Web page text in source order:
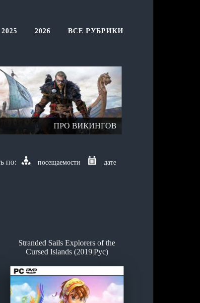
ПРО ВИКИНГОВ
дате
посещаемости
2025 2026 ВСЕ РУБРИКИ
Stranded Sails Explorers of the
Cursed Islands (2019|Рус)